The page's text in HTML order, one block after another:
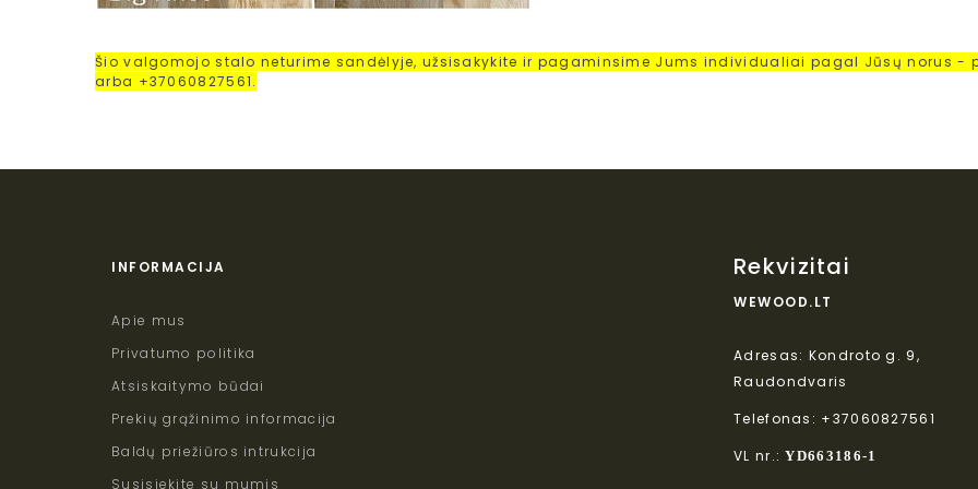
Šio valgomojo stalo neturime sandėlyje, užsisakykite ir pagaminsime Jums individualiai pagal Jūsų norus -
arba +37060827561.
INFORMACIJA
Apie mus
Privatumo politika
Atsiskaitymo būdai
Prekių grąžinimo informacija
Baldų priežiūros intrukcija
Susisiekite su mumis
Rekvizitai
WEWOOD.LT
Adresas: Kondroto g. 9,
Raudondvaris
Telefonas: +37060827561
VL nr.:YD663186-1